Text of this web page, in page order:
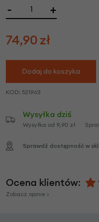
- +
74,90 zł
Dodaj do koszyka
KOD: 521963
Wysyłka dziś
Wysyłka od 9,90 zł
Sprawdź dostępność w
Ocena klientów:
Zobacz opinie >